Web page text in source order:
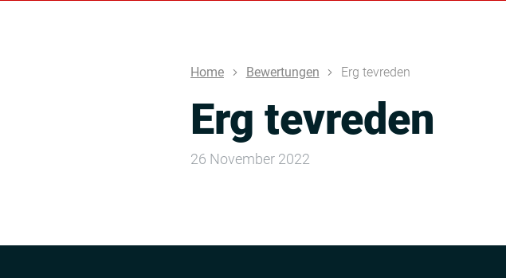
Home Bewertungen Erg tevreden
Erg tevreden
26 November 2022